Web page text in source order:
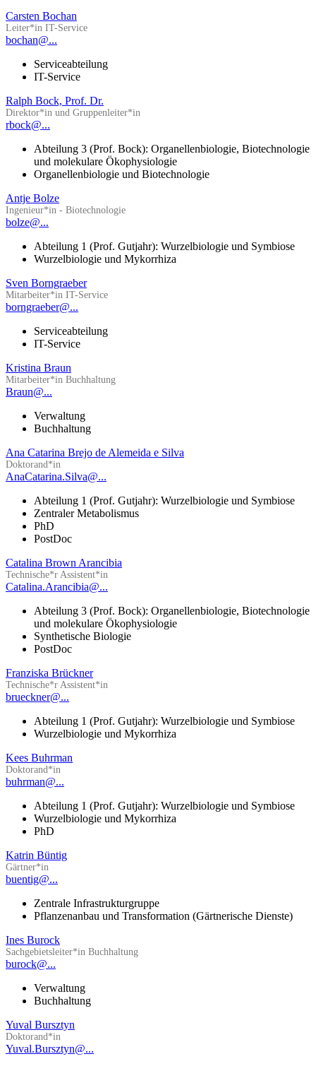
Carsten Bochan
Leiter*in IT-Service
bochan@...
Serviceabteilung
IT-Service
Ralph Bock, Prof. Dr.
Direktor*in und Gruppenleiter*in
rbock@...
Abteilung 3 (Prof. Bock): Organellenbiologie, Biotechnologie
und molekulare Ökophysiologie
Organellenbiologie und Biotechnologie
Antje Bolze
Ingenieur*in - Biotechnologie
bolze@...
Abteilung 1 (Prof. Gutjahr): Wurzelbiologie und Symbiose
Wurzelbiologie und Mykorrhiza
Sven Borngraeber
Mitarbeiter*in IT-Service
borngraeber@...
Serviceabteilung
IT-Service
Kristina Braun
Mitarbeiter*in Buchhaltung
Braun@...
Verwaltung
Buchhaltung
Ana Catarina Brejo de Alemeida e Silva
Doktorand*in
AnaCatarina.Silva@...
Abteilung 1 (Prof. Gutjahr): Wurzelbiologie und Symbiose
Zentraler Metabolismus
PhD
PostDoc
Catalina Brown Arancibia
Technische*r Assistent*in
Catalina.Arancibia@...
Abteilung 3 (Prof. Bock): Organellenbiologie, Biotechnologie
und molekulare Ökophysiologie
Synthetische Biologie
PostDoc
Franziska Brückner
Technische*r Assistent*in
brueckner@...
Abteilung 1 (Prof. Gutjahr): Wurzelbiologie und Symbiose
Wurzelbiologie und Mykorrhiza
Kees Buhrman
Doktorand*in
buhrman@...
Abteilung 1 (Prof. Gutjahr): Wurzelbiologie und Symbiose
Wurzelbiologie und Mykorrhiza
PhD
Katrin Büntig
Gärtner*in
buentig@...
Zentrale Infrastrukturgruppe
Pflanzenanbau und Transformation (Gärtnerische Dienste)
Ines Burock
Sachgebietsleiter*in Buchhaltung
burock@...
Verwaltung
Buchhaltung
Yuval Bursztyn
Doktorand*in
Yuval.Bursztyn@...